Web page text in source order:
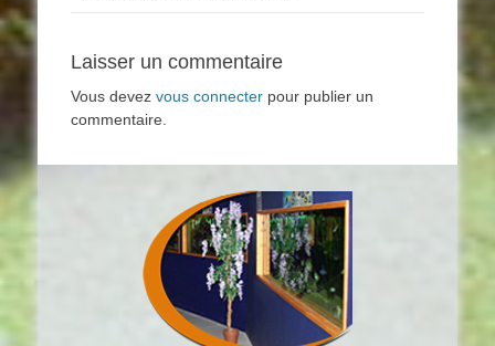
Laisser un commentaire
Vous devez vous connecter pour publier un
commentaire.